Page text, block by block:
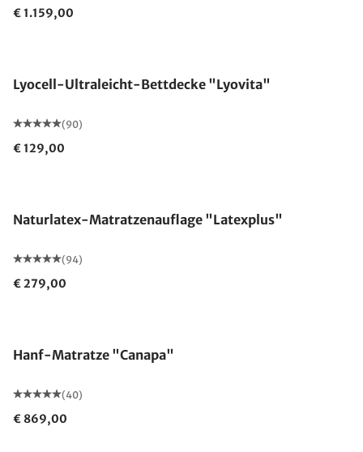
€ 1.159,00
Lyocell-Ultraleicht-Bettdecke "Lyovita"
(90)
€ 129,00
Naturlatex-Matratzenauflage "Latexplus"
(94)
€ 279,00
Hanf-Matratze "Canapa"
(40)
€ 869,00